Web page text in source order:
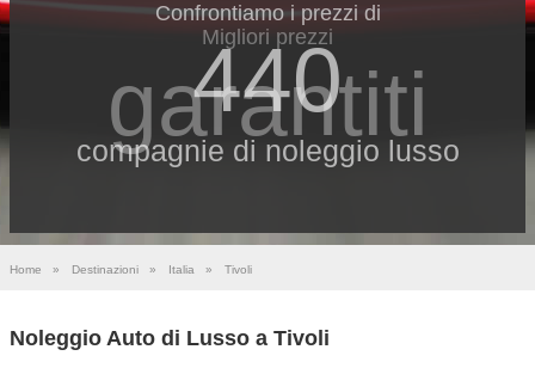
Confrontiamo i prezzi di
440
compagnie di noleggio lusso
Migliori prezzi
garantiti
Home » Destinazioni » Italia » Tivoli
Noleggio Auto di Lusso a Tivoli